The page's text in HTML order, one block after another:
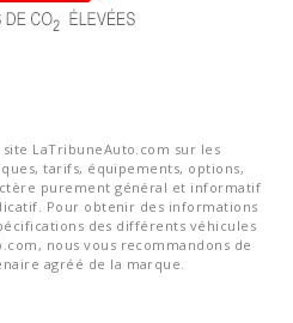
LaTribuneAuto.com sur les
tarifs, équipements, options,
purement général et informatif
Pour obtenir des informations
des différents véhicules
nous vous recommandons de
agréé de la marque.